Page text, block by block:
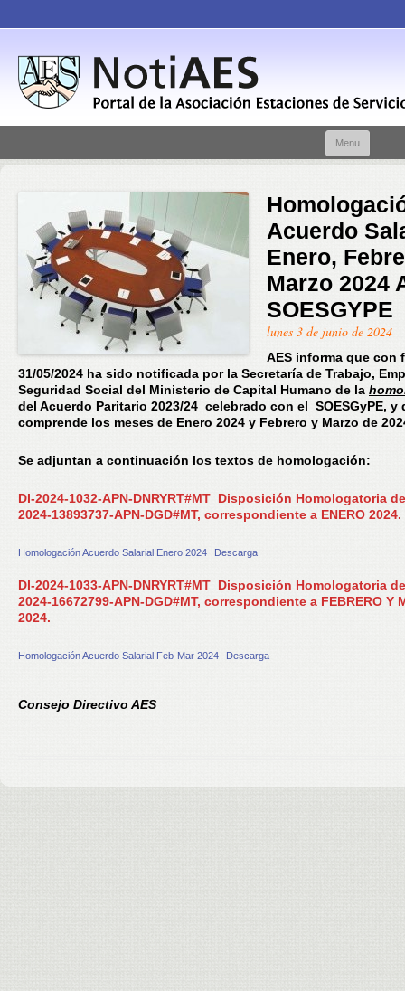
Menu
Acuerdo
Enero,
Marzo 2024
SOESGYPE
lunes 3 de junio de 2024
AES informa que con
31/05/2024 ha sido notificada por la Secretaría de Trabajo,
Seguridad Social del Ministerio de Capital Humano de la
del Acuerdo Paritario 2023/24 celebrado con el SOESGyPE, y
comprende los meses de Enero 2024 y Febrero y Marzo de
Se adjuntan a continuación los textos de homologación:
DI-2024-1032-APN-DNRYRT#MT Disposición Homologatoria
2024-13893737-APN-DGD#MT, correspondiente a ENERO 2024.
Homologación Acuerdo Salarial Enero 2024 Descarga
DI-2024-1033-APN-DNRYRT#MT Disposición Homologatoria
2024-16672799-APN-DGD#MT, correspondiente a FEBRERO Y
2024.
Homologación Acuerdo Salarial Feb-Mar 2024 Descarga
Consejo Directivo AES